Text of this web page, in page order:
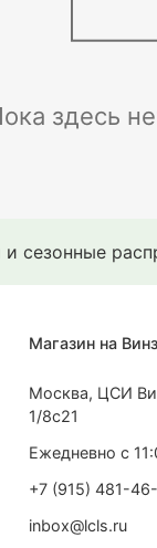
здесь
сезонные
Магазин на
Москва, ЦСИ
1/8с21
Ежедневно с
+7 (915) 481-
inbox@lcls.ru